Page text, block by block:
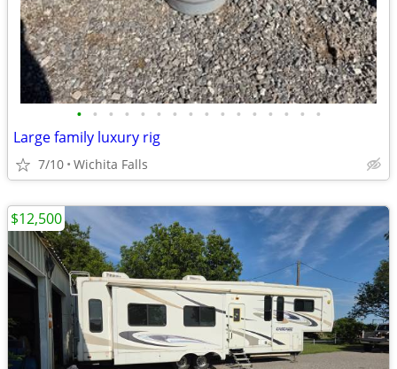
• • • • • • • • • • • • • • • •
Large family luxury rig
7/10 Wichita Falls
$12,500